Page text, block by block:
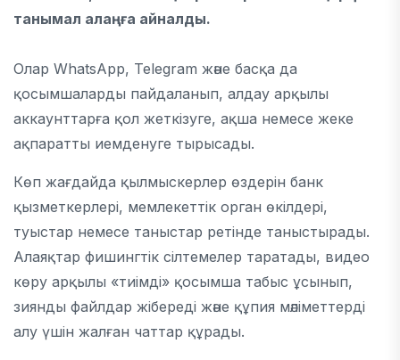
танымал алаңға айналды.
Олар WhatsApp, Telegram және басқа да
қосымшаларды пайдаланып, алдау арқылы
аккаунттарға қол жеткізуге, ақша немесе жеке
ақпаратты иемденуге тырысады.
Көп жағдайда қылмыскерлер өздерін банк
қызметкерлері, мемлекеттік орган өкілдері,
туыстар немесе таныстар ретінде таныстырады.
Алаяқтар фишингтік сілтемелер таратады, видео
көру арқылы «тиімді» қосымша табыс ұсынып,
зиянды файлдар жібереді және құпия мәліметтерді
алу үшін жалған чаттар құрады.